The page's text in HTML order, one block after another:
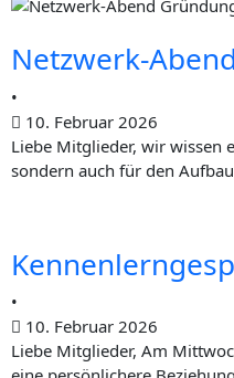
40
Jah­
re
Charta
Netz­werk-
•
10. Februar 2026
Lie­be Mitglieder, wir wis­sen
son­dern auch für den
•
10. Februar 2026
Lie­be Mitglieder, Am
för­
dern,
heißt
kra­
tie